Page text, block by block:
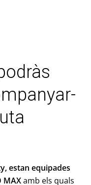
estan equipades
MAXamb els quals